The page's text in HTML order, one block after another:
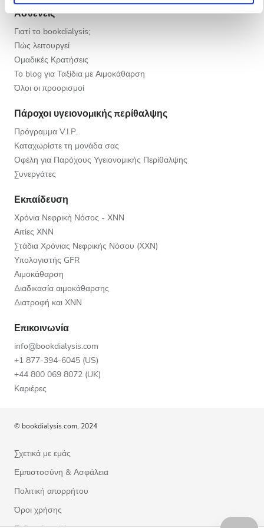
Ασθενείς
Γιατί το bookdialysis;
Πώς λειτουργεί
Ομαδικές Κρατήσεις
Το blog για Ταξίδια με Αιμοκάθαρση
Όλοι οι προορισμοί
Πάροχοι υγειονομικής περίθαλψης
Πρόγραμμα V.I.P.
Καταχωρίστε τη μονάδα σας
Οφέλη για Παρόχους Υγειονομικής Περίθαλψης
Συνεργάτες
Εκπαίδευση
Χρόνια Νεφρική Νόσος - ΧΝΝ
Αιτίες ΧΝΝ
Στάδια Χρόνιας Νεφρικής Νόσου (ΧΧΝ)
Υπολογιστής GFR
Αιμοκάθαρση
Διαδικασία αιμοκάθαρσης
Διατροφή και ΧΝΝ
Επικοινωνία
info@bookdialysis.com
+1 877-394-6045 (US)
+44 800 069 8072 (UK)
Καριέρες
© bookdialysis.com, 2024
Σχετικά με εμάς
Εμπιστοσύνη & Ασφάλεια
Πολιτική απορρήτου
Όροι χρήσης